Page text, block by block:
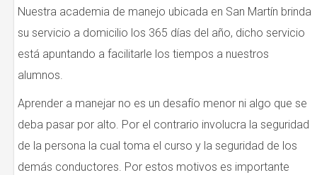
Nuestra academia de manejo ubicada en San Martín brinda
su servicio a domicilio los 365 días del año, dicho servicio
está apuntando a facilitarle los tiempos a nuestros
alumnos.
Aprender a manejar no es un desafío menor ni algo que se
deba pasar por alto. Por el contrario involucra la seguridad
de la persona la cual toma el curso y la seguridad de los
demás conductores. Por estos motivos es importante